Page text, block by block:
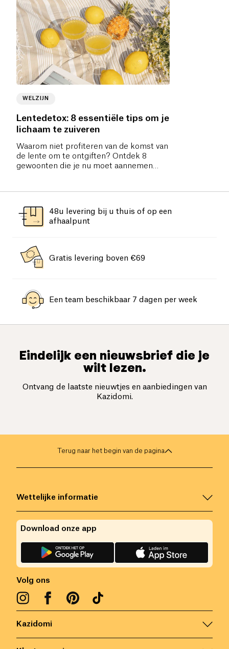
WELZIJN
Lentedetox: 8 essentiële tips om je
lichaam te zuiveren
Waarom niet profiteren van de komst van
de lente om te ontgiften? Ontdek 8
gewoonten die je nu moet aannemen
48u levering bij u thuis of op een
afhaalpunt
Gratis levering boven €69
Een team beschikbaar 7 dagen per week
Eindelijk een nieuwsbrief die je
wilt lezen.
Ontvang de laatste nieuwtjes en aanbiedingen van
Kazidomi.
Terug naar het begin van de pagina
Kazidomi
Wettelijke informatie
Volg ons
Download onze app